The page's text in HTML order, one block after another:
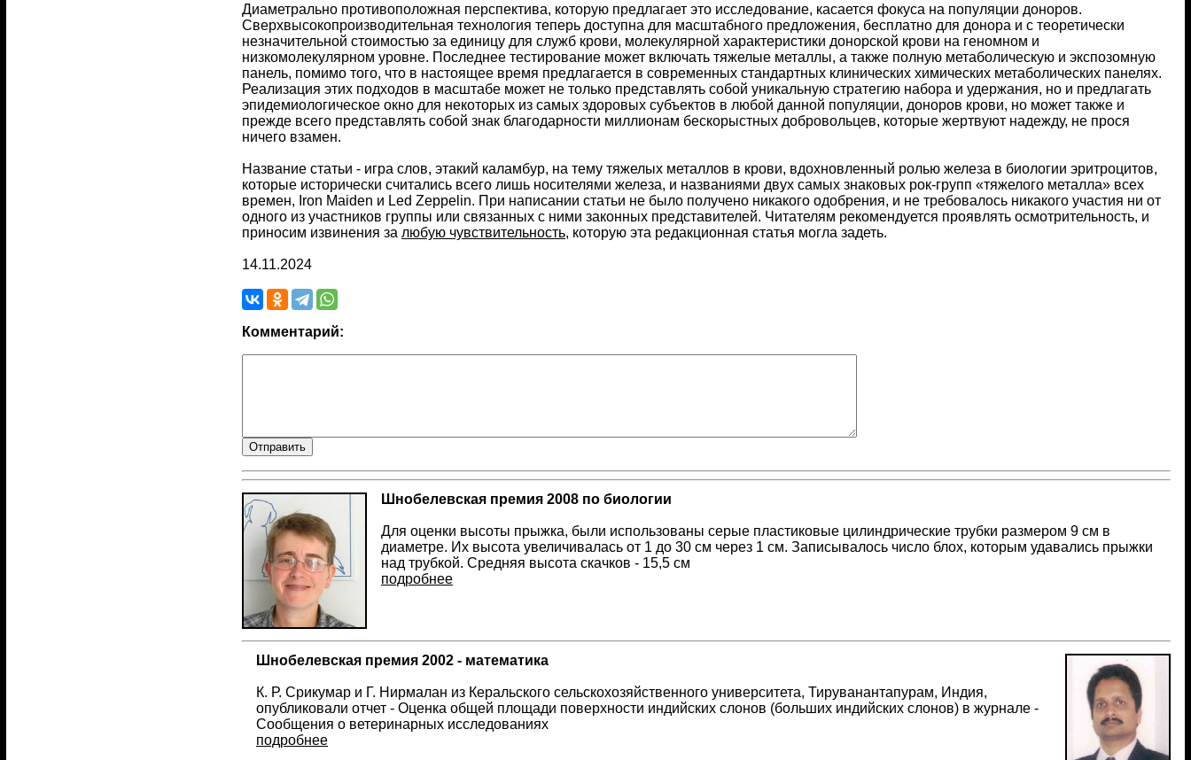
Диаметрально противоположная перспектива, которую предлагает это исследование, касается фокуса на популяции доноров.
Сверхвысокопроизводительная технология теперь доступна для масштабного предложения, бесплатно для донора и с теоретически
незначительной стоимостью за единицу для служб крови, молекулярной характеристики донорской крови на геномном и
низкомолекулярном уровне. Последнее тестирование может включать тяжелые металлы, а также полную метаболическую и экспозомную
панель, помимо того, что в настоящее время предлагается в современных стандартных клинических химических метаболических панелях.
Реализация этих подходов в масштабе может не только представлять собой уникальную стратегию набора и удержания, но и предлагать
эпидемиологическое окно для некоторых из самых здоровых субъектов в любой данной популяции, доноров крови, но может также и
прежде всего представлять собой знак благодарности миллионам бескорыстных добровольцев, которые жертвуют надежду, не прося
ничего взамен.
Название статьи - игра слов, этакий каламбур, на тему тяжелых металлов в крови, вдохновленный ролью железа в биологии эритроцитов,
которые исторически считались всего лишь носителями железа, и названиями двух самых знаковых рок-групп «тяжелого металла» всех
времен, Iron Maiden и Led Zeppelin. При написании статьи не было получено никакого одобрения, и не требовалось никакого участия ни от
одного из участников группы или связанных с ними законных представителей. Читателям рекомендуется проявлять осмотрительность, и
приносим извинения за любую чувствительность, которую эта редакционная статья могла задеть.
14.11.2024
Комментарий:
Шнобелевская премия 2008 по биологии
Для оценки высоты прыжка, были использованы серые пластиковые цилиндрические трубки размером 9 см в
диаметре. Их высота увеличивалась от 1 до 30 см через 1 см. Записывалось число блох, которым удавались прыжки
над трубкой. Средняя высота скачков - 15,5 см
подробнее
Шнобелевская премия 2002 - математика
К. Р. Срикумар и Г. Нирмалан из Керальского сельскохозяйственного университета, Тируванантапурам, Индия,
опубликовали отчет - Оценка общей площади поверхности индийских слонов (больших индийских слонов) в журнале -
Сообщения о ветеринарных исследованиях
подробнее